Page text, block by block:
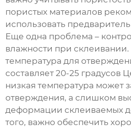
пористых материалов
использовать
Еще одна проблема –
влажности при
температура для
составляет 20-25 градусов
низкая температура может
отверждения, а слишком
деформации склеиваемых
того, важно обеспечить